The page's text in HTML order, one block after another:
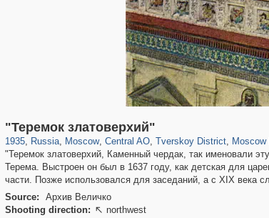
"Теремок златоверхий"
1935, Russia
1,406,255 29,243
, Moscow
319,780 8,286
, Central AO
159,978 5,916
, Tverskoy District
53,034
,
"Теремок златоверхий, Каменный чердак, так именовали
Терема. Выстроен он был в 1637 году, как детская для
части. Позже использовался для заседаний, а с XIX века
Source:
Архив Величко
Shooting direction:  northwest